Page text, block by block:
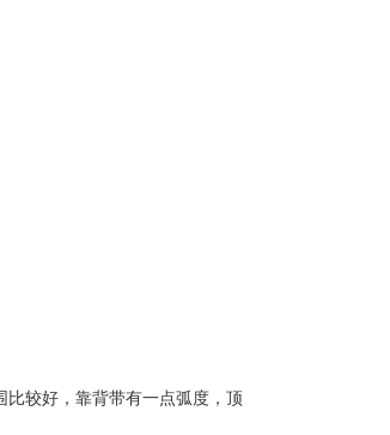
比较好，靠背带有一点弧度，顶